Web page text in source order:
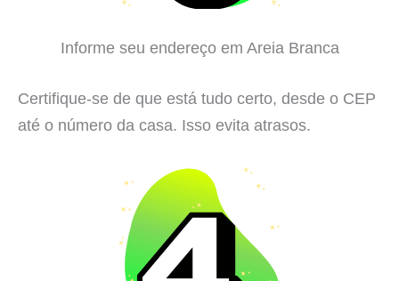
Informe seu endereço em Areia Branca
Certifique-se de que está tudo certo, desde o CEP
até o número da casa. Isso evita atrasos.